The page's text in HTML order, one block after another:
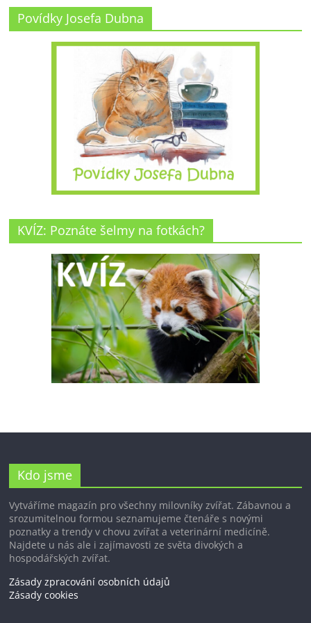
Povídky Josefa Dubna
KVÍZ: Poznáte šelmy na fotkách?
Kdo jsme
Vytváříme magazín pro všechny milovníky zvířat. Zábavnou a
srozumitelnou formou seznamujeme čtenáře s novými
poznatky a trendy v chovu zvířat a veterinární medicíně.
Najdete u nás ale i zajímavosti ze světa divokých a
hospodářských zvířat.
Zásady zpracování osobních údajů
Zásady cookies